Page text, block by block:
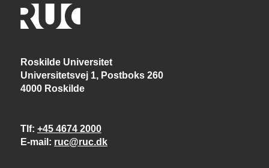
Roskilde Universitet
Universitetsvej 1, Postboks 260
4000 Roskilde
Tlf +45 4674 2000
E-mail
ruc@ruc.dk